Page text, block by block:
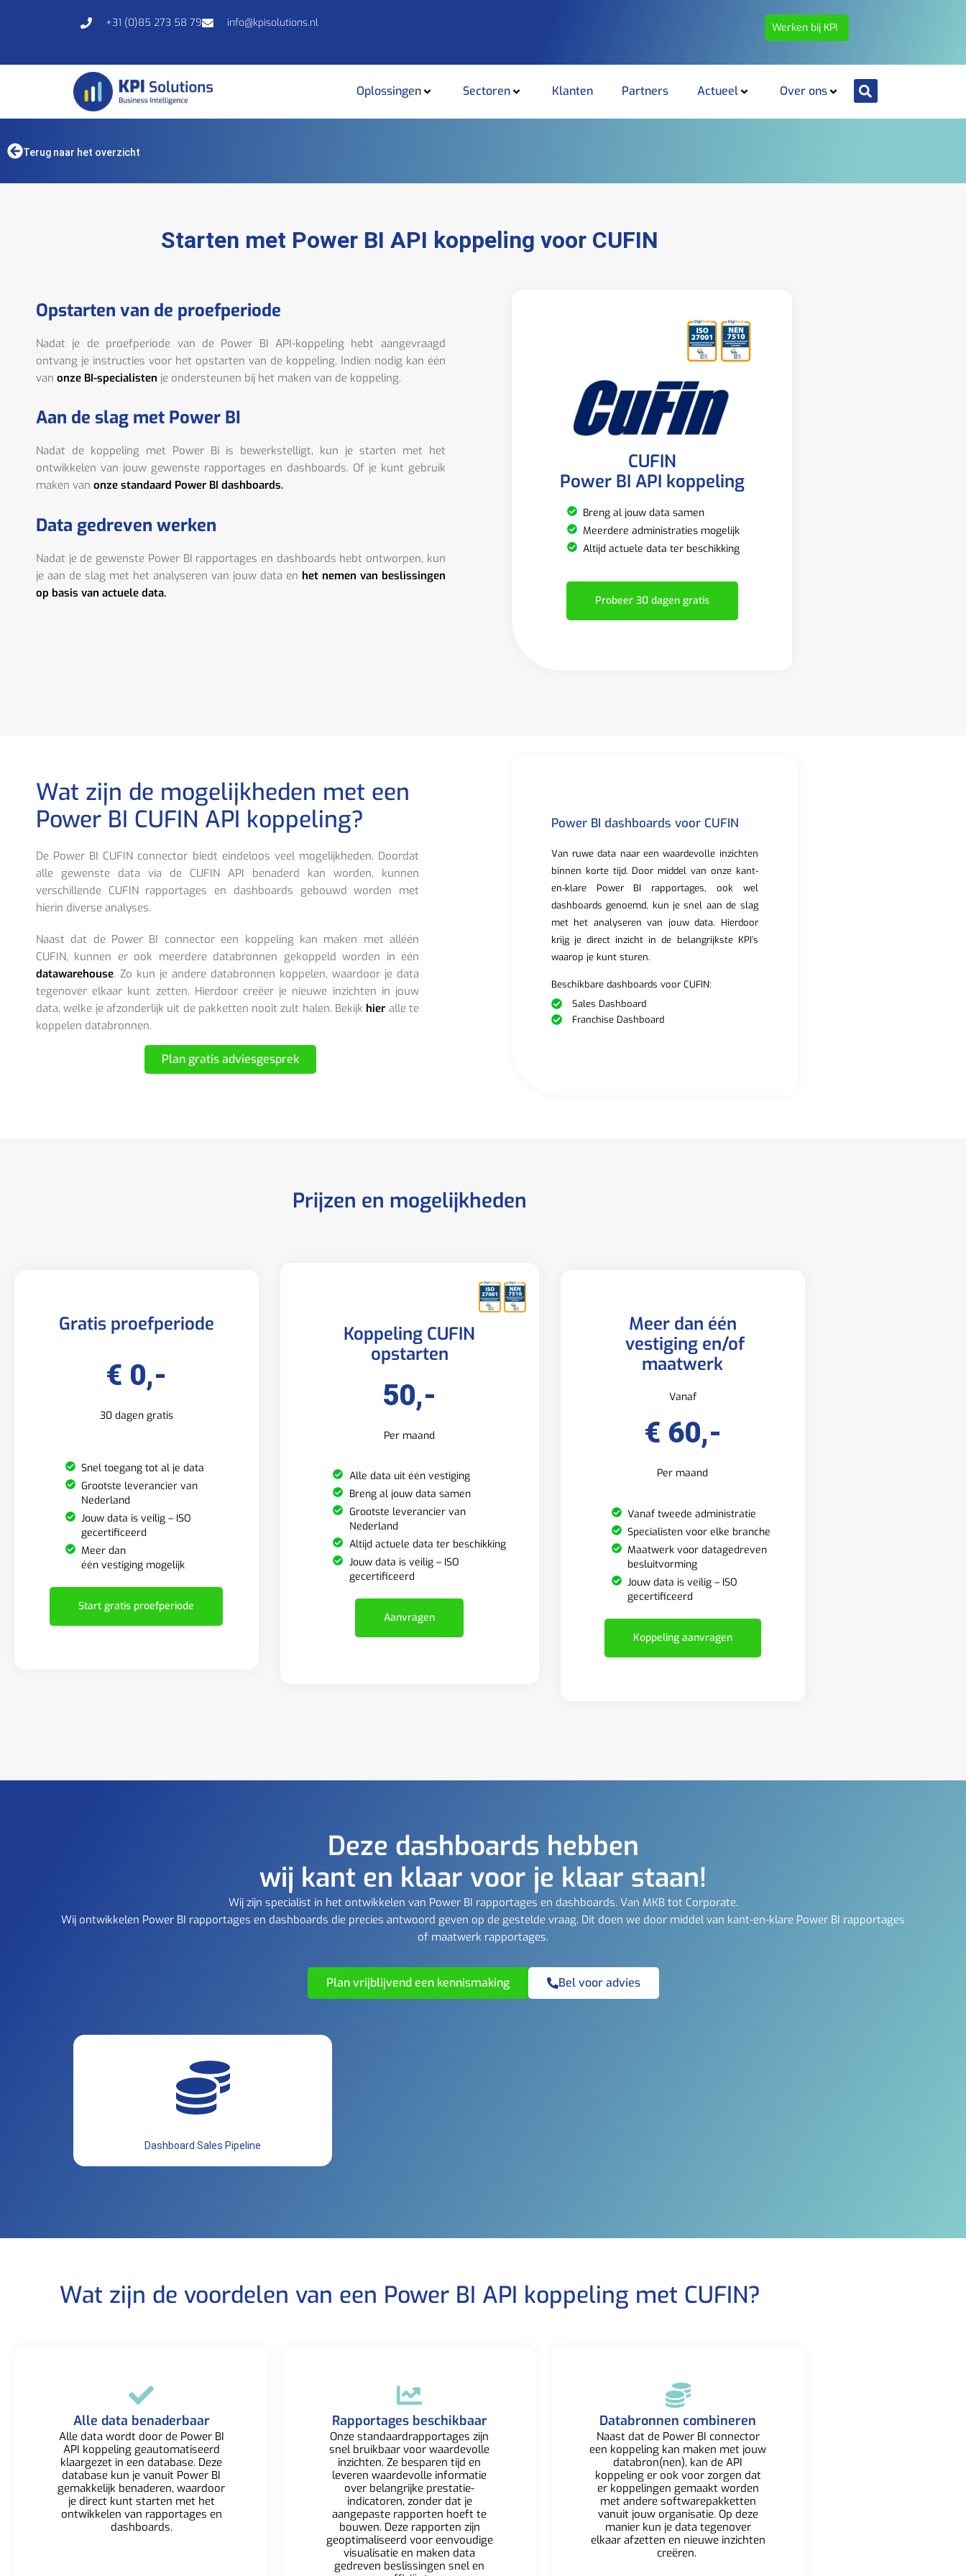
+31 (0)85 273 58 79 info@kpisolutions.nl Werken bij KPI
Oplossingen Sectoren Klanten Partners Actueel Over ons
Terug naar het overzicht
Starten met Power BI API koppeling voor CUFIN
Opstarten van de proefperiode
Nadat je de proefperiode van de Power BI API-koppeling hebt aangevraagd
ontvang je instructies voor het opstarten van de koppeling. Indien nodig kan één
van onze BI-specialisten je ondersteunen bij het maken van de koppeling.
Aan de slag met Power BI
Nadat de koppeling met Power Bi is bewerkstelligt, kun je starten met het
ontwikkelen van jouw gewenste rapportages en dashboards. Of je kunt gebruik
maken van onze standaard Power BI dashboards.
Data gedreven werken
Nadat je de gewenste Power BI rapportages en dashboards hebt ontworpen, kun
je aan de slag met het analyseren van jouw data en het nemen van beslissingen
op basis van actuele data.
CUFIN
Power BI API koppeling
Breng al jouw data samen
Meerdere administraties mogelijk
Altijd actuele data ter beschikking
Probeer 30 dagen gratis
Wat zijn de mogelijkheden met een
Power BI CUFIN API koppeling?
De Power BI CUFIN connector biedt eindeloos veel mogelijkheden. Doordat
alle gewenste data via de CUFIN API benaderd kan worden, kunnen
verschillende CUFIN rapportages en dashboards gebouwd worden met
hierin diverse analyses.
Naast dat de Power BI connector een koppeling kan maken met alléén
CUFIN, kunnen er ook meerdere databronnen gekoppeld worden in één
datawarehouse. Zo kun je andere databronnen koppelen, waardoor je data
tegenover elkaar kunt zetten. Hierdoor creëer je nieuwe inzichten in jouw
data, welke je afzonderlijk uit de pakketten nooit zult halen. Bekijk hier alle te
koppelen databronnen.
Plan gratis adviesgesprek
Power BI dashboards voor CUFIN
Van ruwe data naar een waardevolle inzichten
binnen korte tijd. Door middel van onze kant-
en-klare Power BI rapportages, ook wel
dashboards genoemd, kun je snel aan de slag
met het analyseren van jouw data. Hierdoor
krijg je direct inzicht in de belangrijkste KPI’s
waarop je kunt sturen.
Beschikbare dashboards voor CUFIN:
Sales Dashboard
Franchise Dashboard
Prijzen en mogelijkheden
Gratis proefperiode
€ 0,-
30 dagen gratis
Snel toegang tot al je data
Grootste leverancier van
Nederland
Jouw data is veilig – ISO
gecertificeerd
Meer dan
één vestiging mogelijk
Start gratis proefperiode
Koppeling CUFIN
opstarten
50,-
Per maand
Alle data uit één vestiging
Breng al jouw data samen
Grootste leverancier van
Nederland
Altijd actuele data ter beschikking
Jouw data is veilig – ISO
gecertificeerd
Aanvragen
Meer dan één
vestiging en/of
maatwerk
Vanaf
€ 60,-
Per maand
Vanaf tweede administratie
Specialisten voor elke branche
Maatwerk voor datagedreven
besluitvorming
Jouw data is veilig – ISO
gecertificeerd
Koppeling aanvragen
Deze dashboards hebben
wij kant en klaar voor je klaar staan!
Wij zijn specialist in het ontwikkelen van Power BI rapportages en dashboards. Van MKB tot Corporate.
Wij ontwikkelen Power BI rapportages en dashboards die precies antwoord geven op de gestelde vraag. Dit doen we door middel van kant-en-klare Power BI rapportages
of maatwerk rapportages.
Plan vrijblijvend een kennismaking Bel voor advies
Dashboard Sales Pipeline
Wat zijn de voordelen van een Power BI API koppeling met CUFIN?​
Alle data benaderbaar​
Alle data wordt door de Power BI
API koppeling geautomatiseerd
klaargezet in een database. Deze
database kun je vanuit Power BI
gemakkelijk benaderen, waardoor
je direct kunt starten met het
ontwikkelen van rapportages en
dashboards.​
Rapportages beschikbaar​
Onze standaardrapportages zijn
snel bruikbaar voor waardevolle
inzichten. Ze besparen tijd en
leveren waardevolle informatie
over belangrijke prestatie-
indicatoren, zonder dat je
aangepaste rapporten hoeft te
bouwen. Deze rapporten zijn
geoptimaliseerd voor eenvoudige
visualisatie en maken data
gedreven beslissingen snel en
Databronnen combineren​
Naast dat de Power BI connector
een koppeling kan maken met jouw
databron(nen), kan de API
koppeling er ook voor zorgen dat
er koppelingen gemaakt worden
met andere softwarepakketten
vanuit jouw organisatie. Op deze
manier kun je data tegenover
elkaar afzetten en nieuwe inzichten
creëren. ​